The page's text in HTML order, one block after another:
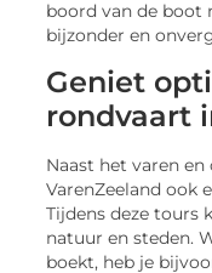
boord van de boot
bijzonder en
Geniet
rondvaart
Naast het varen
VarenZeeland ook
Tijdens deze tours
natuur en steden.
boekt, heb je